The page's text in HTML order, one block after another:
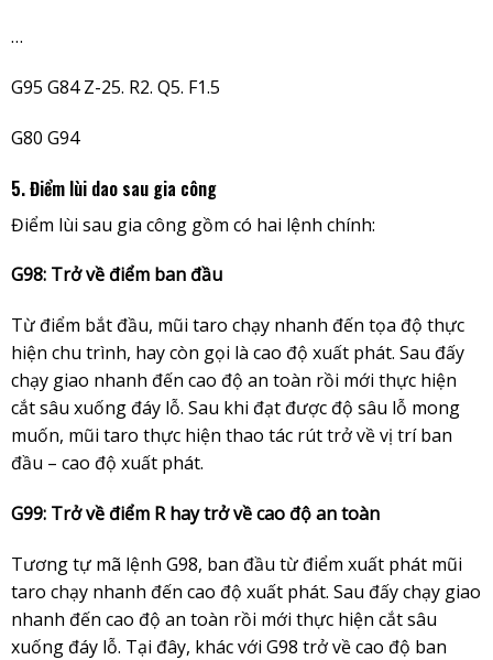
…
G95 G84 Z-25. R2. Q5. F1.5
G80 G94
5. Điểm lùi dao sau gia công
Điểm lùi sau gia công gồm có hai lệnh chính:
G98: Trở về điểm ban đầu
Từ điểm bắt đầu, mũi taro chạy nhanh đến tọa độ thực
hiện chu trình, hay còn gọi là cao độ xuất phát. Sau đấy
chạy giao nhanh đến cao độ an toàn rồi mới thực hiện
cắt sâu xuống đáy lỗ. Sau khi đạt được độ sâu lỗ mong
muốn, mũi taro thực hiện thao tác rút trở về vị trí ban
đầu – cao độ xuất phát.
G99: Trở về điểm R hay trở về cao độ an toàn
Tương tự mã lệnh G98, ban đầu từ điểm xuất phát mũi
taro chạy nhanh đến cao độ xuất phát. Sau đấy chạy giao
nhanh đến cao độ an toàn rồi mới thực hiện cắt sâu
xuống đáy lỗ. Tại đây, khác với G98 trở về cao độ ban